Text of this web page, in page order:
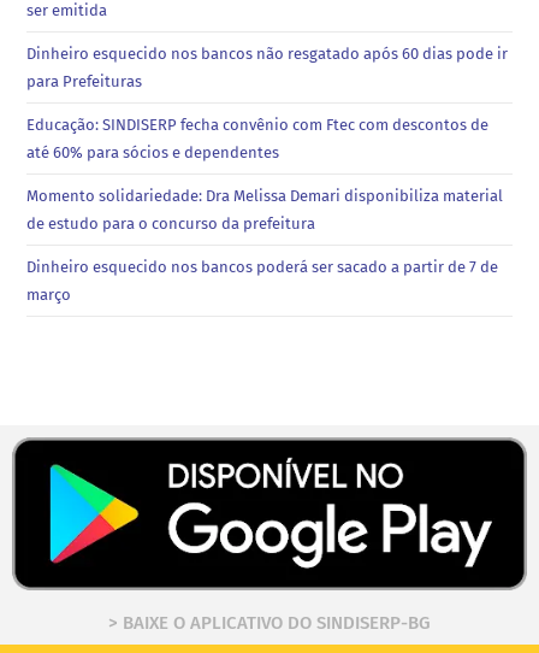
ser emitida
Dinheiro esquecido nos bancos não resgatado após 60 dias pode ir
para Prefeituras
Educação: SINDISERP fecha convênio com Ftec com descontos de
até 60% para sócios e dependentes
Momento solidariedade: Dra Melissa Demari disponibiliza material
de estudo para o concurso da prefeitura
Dinheiro esquecido nos bancos poderá ser sacado a partir de 7 de
março
> BAIXE O APLICATIVO DO SINDISERP-BG